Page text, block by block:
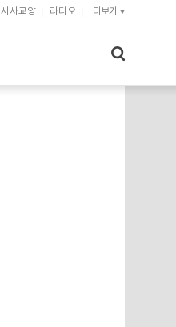
시사교양 라디오 더보기